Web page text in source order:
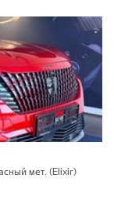
мет. (Elixir)